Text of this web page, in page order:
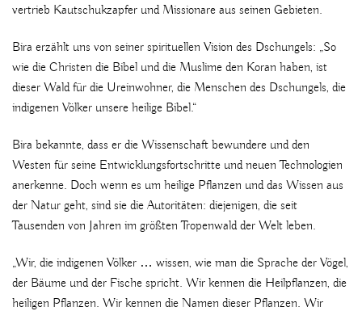
vertrieb Kautschukzapfer und Missionare aus seinen Gebieten.
Bira erzählt uns von seiner spirituellen Vision des Dschungels: „So
wie die Christen die Bibel und die Muslime den Koran haben, ist
dieser Wald für die Ureinwohner, die Menschen des Dschungels, die
indigenen Völker unsere heilige Bibel.“
Bira bekannte, dass er die Wissenschaft bewundere und den
Westen für seine Entwicklungsfortschritte und neuen Technologien
anerkenne. Doch wenn es um heilige Pflanzen und das Wissen aus
der Natur geht, sind sie die Autoritäten: diejenigen, die seit
Tausenden von Jahren im größten Tropenwald der Welt leben.
„Wir, die indigenen Völker … wissen, wie man die Sprache der Vögel,
der Bäume und der Fische spricht. Wir kennen die Heilpflanzen, die
heiligen Pflanzen. Wir kennen die Namen dieser Pflanzen. Wir